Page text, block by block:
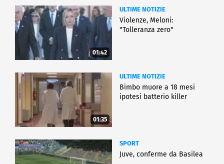
01:42
ULTIME NOTIZIE
Violenze, Meloni:
"Tolleranza zero"
01:35
ULTIME NOTIZIE
Bimbo muore a 18 mesi
ipotesi batterio killer
SPORT
Juve, conferme da Basilea